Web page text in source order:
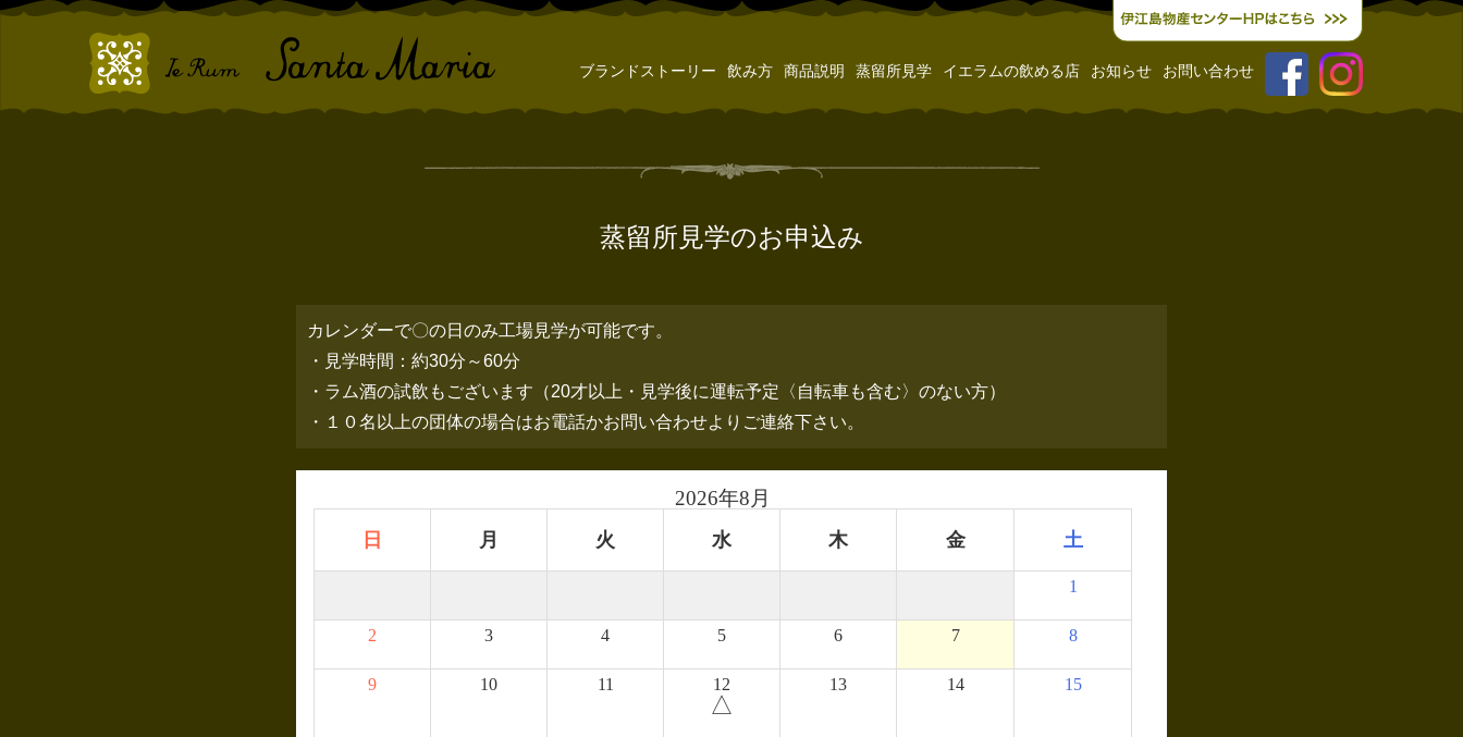
ブランドストーリー 飲み方 商品説明 蒸留所見学 イエラムの飲める店 お知らせ お問い合わせ
蒸留所見学のお申込み
カレンダーで〇の日のみ工場見学が可能です。
・見学時間：約30分～60分
・ラム酒の試飲もございます（20才以上・見学後に運転予定〈自転車も含む〉のない方）
・１０名以上の団体の場合はお電話かお問い合わせよりご連絡下さい。
2026年8月
日 月 火 水 木 金 土
1
2 3 4 5 6 7 8
9 10 11 12
△
13 14 15